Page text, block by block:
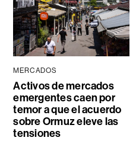
MERCADOS
Activos de mercados
emergentes caen por
temor a que el acuerdo
sobre Ormuz eleve las
tensiones